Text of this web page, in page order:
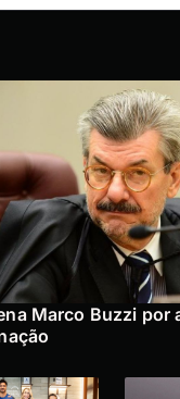
Marco Buzzi por